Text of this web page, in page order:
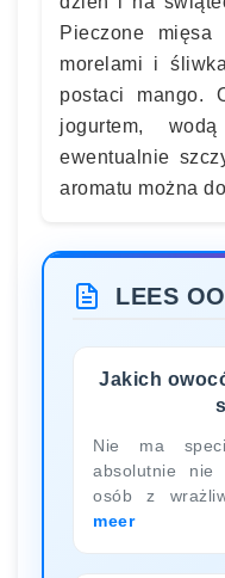
Pieczone
morelami i
postaci mango.
jogurtem,
ewentualnie
aromatu można
LEES
Jakich
Nie ma
absolutnie nie
osób z
meer